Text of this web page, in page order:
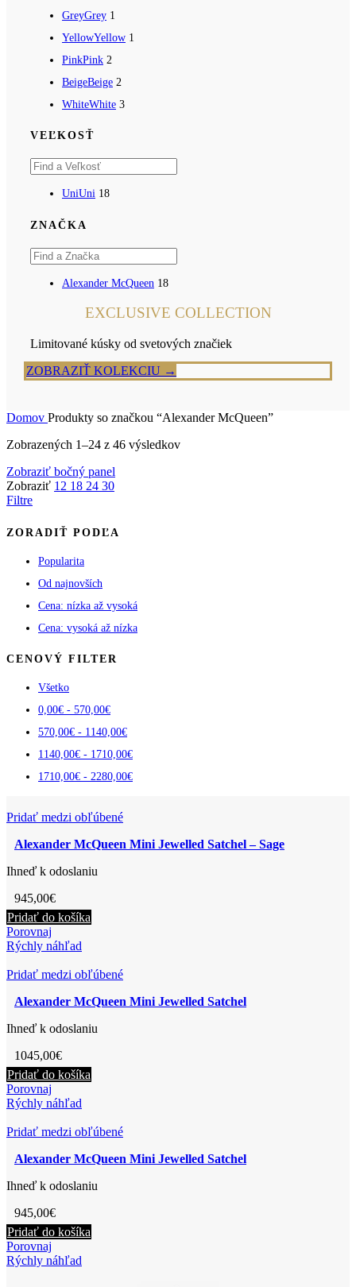
GreyGrey 1
YellowYellow 1
PinkPink 2
BeigeBeige 2
WhiteWhite 3
VEĽKOSŤ
UniUni 18
ZNAČKA
Alexander McQueen 18
EXCLUSIVE COLLECTION
Limitované kúsky od svetových značiek
ZOBRAZIŤ KOLEKCIU →
Domov Produkty so značkou “Alexander McQueen”
Zobrazených 1–24 z 46 výsledkovZoradené
Zobraziť bočný panel
Zobraziť 12 18 24 30
Filtre
ZORADIŤ PODĽA
Popularita
Od najnovších
Cena: nízka až vysoká
Cena: vysoká až nízka
CENOVÝ FILTER
Všetko
0,00€ - 570,00€
570,00€ - 1140,00€
1140,00€ - 1710,00€
1710,00€ - 2280,00€
Pridať medzi obľúbené
Alexander McQueen Mini Jewelled Satchel – Sage
Ihneď k odoslaniu
945,00€
Pridať do košíka
Porovnaj
Rýchly náhľad
Pridať medzi obľúbené
Alexander McQueen Mini Jewelled Satchel
Ihneď k odoslaniu
1045,00€
Pridať do košíka
Porovnaj
Rýchly náhľad
Pridať medzi obľúbené
Alexander McQueen Mini Jewelled Satchel
Ihneď k odoslaniu
945,00€
Pridať do košíka
Porovnaj
Rýchly náhľad